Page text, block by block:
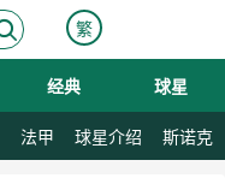
繁
经典 球星
法甲 球星介绍 斯诺克